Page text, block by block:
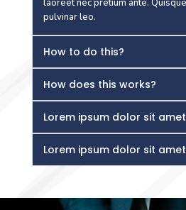
laoreet nec pretium ante.
pulvinar leo.
How to do this?
How does this works?
Lorem ipsum dolor sit amet
Lorem ipsum dolor sit amet